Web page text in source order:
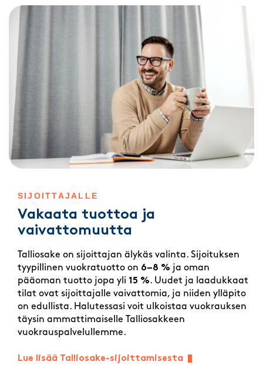
SIJOITTAJALLE
Vakaata tuottoa ja
vaivattomuutta
Talliosake on sijoittajan älykäs valinta. Sijoituksen
tyypillinen vuokratuotto on 6–8 % ja oman
pääoman tuotto jopa yli 15 %. Uudet ja laadukkaat
tilat ovat sijoittajalle vaivattomia, ja niiden ylläpito
on edullista. Halutessasi voit ulkoistaa vuokrauksen
täysin ammattimaiselle Talliosakkeen
vuokrauspalvelullemme.
Lue lisää Talliosake-sijoittamisesta